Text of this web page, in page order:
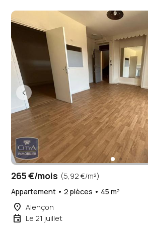
265 €/mois (5,92 €/m²)
Appartement • 2 pièces • 45 m²
place Alençon
event Le 21 juillet